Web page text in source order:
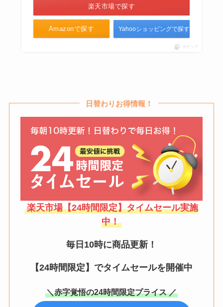
ウォンカチョコはどこで買える？
販売終了なの？amazonやコスト
ドンキ・マツキヨ・セリア・ロフ
Amazonで探す
楽天市場で探す
Yahooショッピングで探す
ポチップ
日替わりお得情報！
楽天市場【24時間限定】タイムセール実施
中！
毎日10時に商品更新！
【24時間限定】でタイムセールを開催中
＼赤字覚悟の24時間限定プライス ／